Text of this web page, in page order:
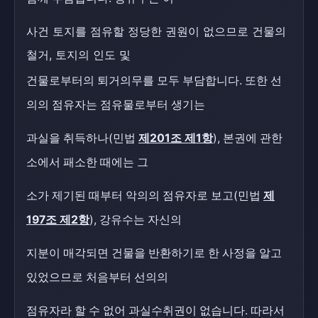
사건 토지를 점유할 정당한 권원이 없으므로 건물의
철거, 토지의 인도 및
건물로부터의 퇴거의무를 모두 부담합니다. 또한 선
의의 점유자는 점유물로부터 생기는
과실을 취득하나(민법 제201조 제1항), 본권에 관한
소에서 패소한 때에는 그
소가 제기된 때부터 악의의 점유자로 보고(민법 제
197조 제2항), 강유수는 자신의
지분이 매각되면 건물을 반환하기로 한 사정을 알고
있었으므로 처음부터 선의의
점유자라 할 수 없어 과실수취권이 없습니다. 따라서